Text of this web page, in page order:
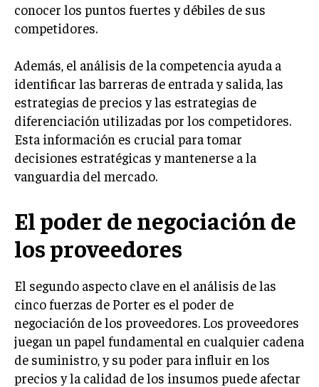
GESTIÓN DEL CAMBIO
HABILIDADES DIRECTIVAS
PLANIFICACIÓN EMPRESARIAL
FINANZAS
FINANZAS Y CONTABILIDAD
INVERSIONES Y MERCADOS FINANCIEROS
CONTABILIDAD EMPRESARIAL
INTERNACIONAL
NEGOCIOS INTERNACIONALES
COMERCIO INTERNACIONAL
EXPANSIÓN GLOBAL
conocer los puntos fuertes y débiles de sus
competidores.
Además, el análisis de la competencia ayuda a
identificar las barreras de entrada y salida, las
estrategias de precios y las estrategias de
diferenciación utilizadas por los competidores.
Esta información es crucial para tomar
decisiones estratégicas y mantenerse a la
vanguardia del mercado.
El poder de negociación de
los proveedores
El segundo aspecto clave en el análisis de las
cinco fuerzas de Porter es el poder de
negociación de los proveedores. Los proveedores
juegan un papel fundamental en cualquier cadena
de suministro, y su poder para influir en los
precios y la calidad de los insumos puede afectar